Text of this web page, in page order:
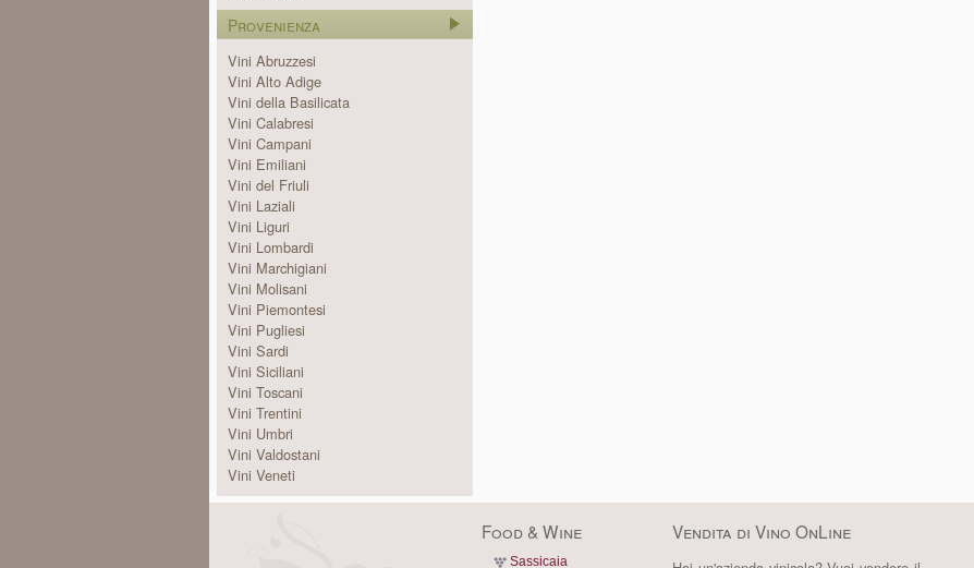
Provenienza
Vini Abruzzesi
Vini Alto Adige
Vini della Basilicata
Vini Calabresi
Vini Campani
Vini Emiliani
Vini del Friuli
Vini Laziali
Vini Liguri
Vini Lombardi
Vini Marchigiani
Vini Molisani
Vini Piemontesi
Vini Pugliesi
Vini Sardi
Vini Siciliani
Vini Toscani
Vini Trentini
Vini Umbri
Vini Valdostani
Vini Veneti
Food & Wine
Sassicaia
Vendita di Vino OnLine